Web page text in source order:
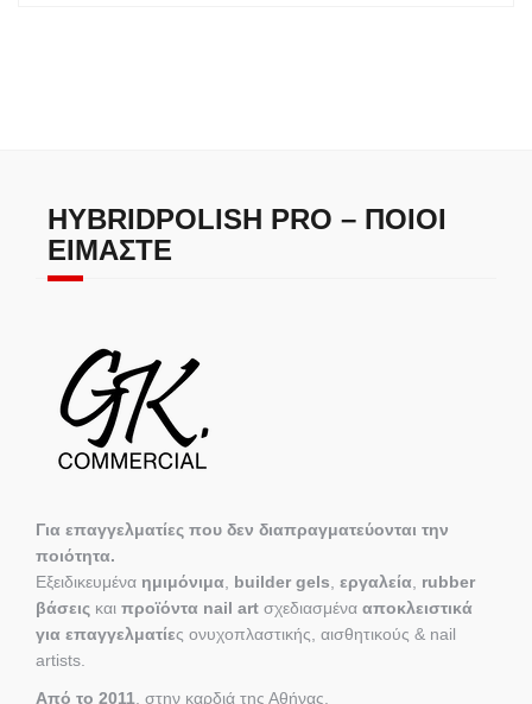
HYBRIDPOLISH PRO – ΠΟΙΟΙ
ΕΊΜΑΣΤΕ
Για επαγγελματίες που δεν διαπραγματεύονται την
ποιότητα.
Εξειδικευμένα ημιμόνιμα, builder gels, εργαλεία, rubber
βάσεις και προϊόντα nail art σχεδιασμένα αποκλειστικά
για επαγγελματίες ονυχοπλαστικής, αισθητικούς & nail
artists.
Από το 2011, στην καρδιά της Αθήνας.